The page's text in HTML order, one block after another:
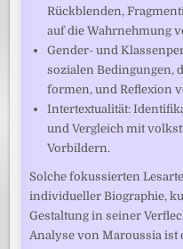
Rückblenden,
auf die Wahrnehmung
Gender- und
sozialen Bedingungen,
formen, und Reflexion
Intertextualität:
und Vergleich mit
Vorbildern.
Solche fokussierten
individueller Biographie,
Gestaltung in seiner
Analyse von Maroussia ist